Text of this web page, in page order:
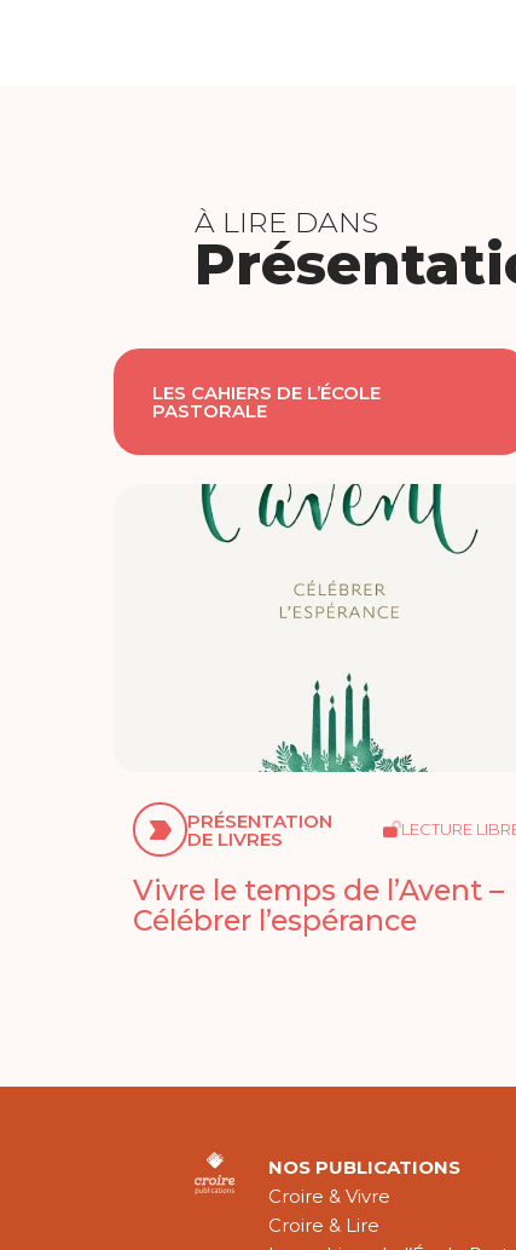
À LIRE DANS
LES CAHIERS DE L’ÉCOLE
PASTORALE
PRÉSENTATION
DE LIVRES LECTURE
Vivre le temps de l’Avent –
Célébrer l’espérance
NOS PUBLICATIONS
Croire & Vivre
Croire & Lire